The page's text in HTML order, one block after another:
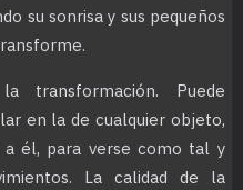
su sonrisa y sus pequeños
Puede
en la de cualquier objeto,
él, para verse como tal y
La calidad de la